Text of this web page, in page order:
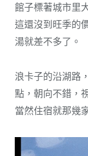
館子標著城市里
這還沒到旺季的
湯就差不多了。
浪卡子的沿湖路
點，朝向不錯，
當然住宿就那幾